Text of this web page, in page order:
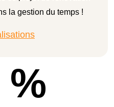
la gestion du temps !
%